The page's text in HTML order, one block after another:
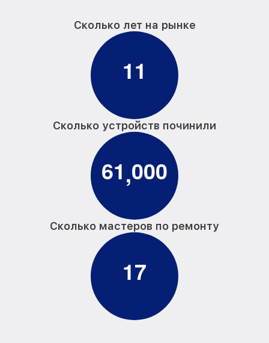
Сколько лет на рынке
11
Сколько устройств починили
61,000
Сколько мастеров по ремонту
17